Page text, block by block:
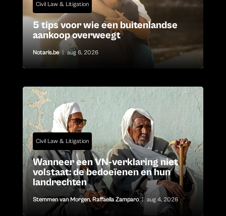
Civil Law & Litigation
5 tips voor wie een buitenlandse
aankoop overweegt
Notaris.be | aug 6, 2026
Civil Law & Litigation
Wanneer een VN-verklaring niet
volstaat: de bedoeïenen en hun
landrechten
Stemmen van Morgen,Raffaella Zamparo | aug 4, 2026